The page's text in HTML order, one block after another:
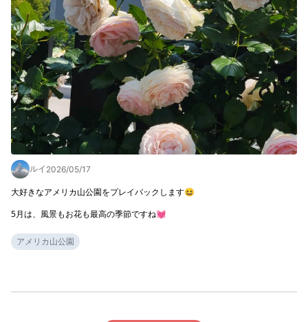
ルイ 2026/05/17
大好きなアメリカ山公園をプレイバックします😆
5月は、風景もお花も最高の季節ですね💓
アメリカ山公園